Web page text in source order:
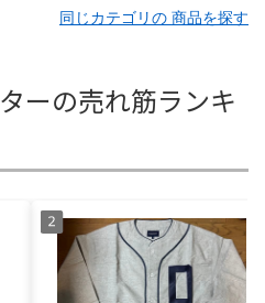
同じカテゴリの 商品を探す
ーの売れ筋ランキ